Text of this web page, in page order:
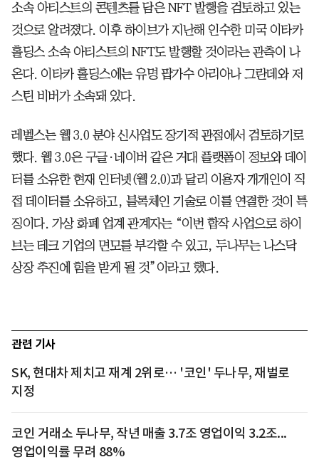
소속 아티스트의 콘텐츠를 담은 NFT 발행을 검토하고 있는
것으로 알려졌다. 이후 하이브가 지난해 인수한 미국 이타카
홀딩스 소속 아티스트의 NFT도 발행할 것이라는 관측이 나
온다. 이타카 홀딩스에는 유명 팝가수 아리아나 그란데와 저
스틴 비버가 소속돼 있다.
레벨스는 웹 3.0 분야 신사업도 장기적 관점에서 검토하기로
했다. 웹 3.0은 구글·네이버 같은 거대 플랫폼이 정보와 데이
터를 소유한 현재 인터넷(웹 2.0)과 달리 이용자 개개인이 직
접 데이터를 소유하고, 블록체인 기술로 이를 연결한 것이 특
징이다. 가상 화폐 업계 관계자는 “이번 합작 사업으로 하이
브는 테크 기업의 면모를 부각할 수 있고, 두나무는 나스닥
상장 추진에 힘을 받게 될 것”이라고 했다.
관련 기사
SK, 현대차 제치고 재계 2위로… '코인' 두나무, 재벌로
지정
코인 거래소 두나무, 작년 매출 3.7조 영업이익 3.2조...
영업이익률 무려 88%